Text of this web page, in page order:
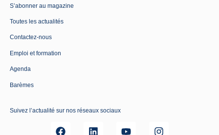
S’abonner au magazine
Toutes les actualités
Contactez-nous
Emploi et formation
Agenda
Barèmes
Suivez l’actualité sur nos réseaux sociaux